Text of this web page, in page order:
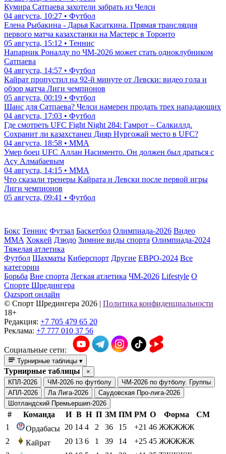
Кумира Сатпаева захотели забрать из Челси
04 августа, 10:27 • Футбол
Елена Рыбакина - Дарья Касаткина. Прямая трансляция
первого матча казахстанки на Мастерс в Торонто
05 августа, 15:12 • Теннис
Напарник Роналду по ЧМ-2026 может стать одноклубником
Сатпаева
04 августа, 14:57 • Футбол
Кайрат пропустил на 92-й минуте от Левски: видео гола и
обзор матча Лиги чемпионов
05 августа, 00:19 • Футбол
Шанс для Сатпаева? Челси намерен продать трех нападающих
04 августа, 17:03 • Футбол
Где смотреть UFC Fight Night 284: Гамрот – Салкиллд.
Сохранит ли казахстанец Дияр Нургожай место в UFC?
04 августа, 18:58 • ММА
Умер боец UFC Аллан Насименто. Он должен был драться с
Асу Алмабаевым
04 августа, 14:15 • ММА
Что сказали тренеры Кайрата и Левски после первой игры
Лиги чемпионов
05 августа, 09:41 • Футбол
Бокс Теннис Футзал Баскетбол Олимпиада-2026 Видео
ММА Хоккей Дзюдо Зимние виды спорта Олимпиада-2024
Тяжелая атлетика
Футбол Шахматы Киберспорт Другие ЕВРО-2024 Все
категории
Борьба Вне спорта Легкая атлетика ЧМ-2026 Lifestyle О
Спорте Шредингера
Qazsport онлайн
© Cпорт Шредингера 2026 | Политика конфиденциальности
18+
Редакция: +7 705 479 65 20
Реклама: +7 777 010 37 56
Социальные сети:
Турнирные таблицы ▾
Турнирные таблицы
×
КПЛ-2026
ЧМ-2026 по футболу
ЧМ-2026 по футболу. Группы
АПЛ-2026
Ла Лига-2026
Саудовская Про-лига-2026
Шотландский Премьершип-2026
# Команда И В Н П ЗМ ПМ РМ О Форма
СМ
1
Ордабасы 20 14 4 2 36 15 +21 46 ЖЖЖЖЖ
2
Кайрат 20 13 6 1 39 14 +25 45 ЖЖЖЖЖ